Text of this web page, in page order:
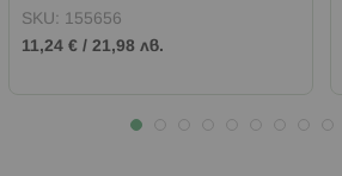
SKU: 155656
11,24 € / 21,98 лв.